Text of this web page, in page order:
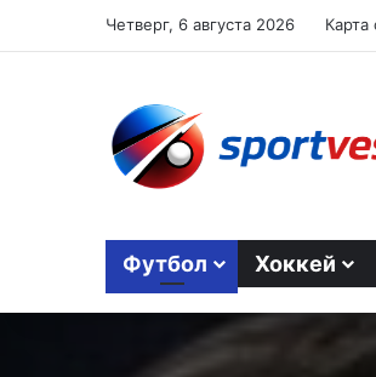
Четверг, 6 августа 2026 Карта
Футбол Хоккей